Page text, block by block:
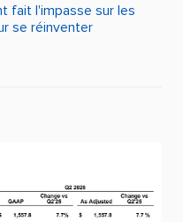
fait l'impasse sur les
se réinventer